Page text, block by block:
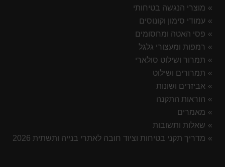
מוצרי הנגשה בטיחותי
עמודי סימון וקונוסים
פסי האטה ומחסומים
רמפות ומעצורי גלגל
תמרור ושילוט סולארי
תמרורים ושילוט
אביזרים ושונות
הוראות התקנה
מאמרים
שאלות ותשובות
מדריך תקני בטיחות וציוד חובה לאתרי בנייה ותשתית 2026